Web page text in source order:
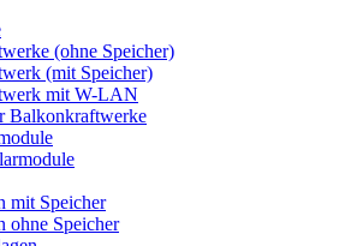
(ohne Speicher)
(mit Speicher)
mit W-LAN
Balkonkraftwerke
mit Speicher
ohne Speicher